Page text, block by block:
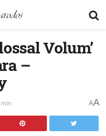
Volum’
–
AA